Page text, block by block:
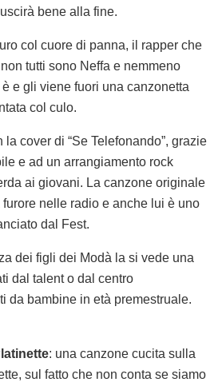
bene alla fine.
col cuore di panna, il rapper che
tutti sono Neffa e nemmeno
e gli viene fuori una canzonetta
col culo.
cover di “Se Telefonando”, grazie
e ad un arrangiamento rock
ai giovani. La canzone originale
furore nelle radio e anche lui è uno
dal Fest.
dei figli dei Modà la si vede una
dal talent o dal centro
da bambine in età premestruale.
: una canzone cucita sulla
sul fatto che non conta se siamo